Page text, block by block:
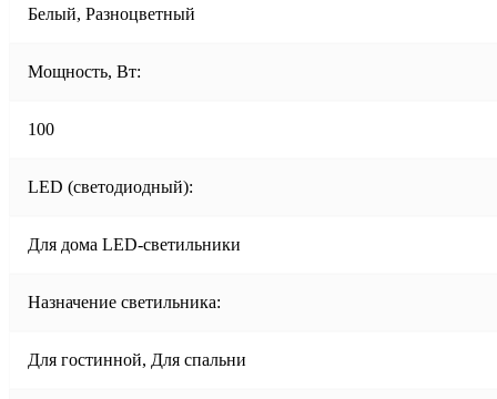
Белый, Разноцветный
Мощность, Вт:
100
LED (светодиодный):
Для дома LED-светильники
Назначение светильника:
Для гостинной, Для спальни